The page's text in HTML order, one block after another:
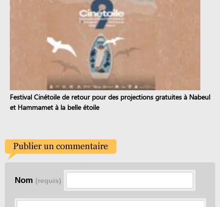
Festival Cinétoile de retour pour des projections gratuites à Nabeul
et Hammamet à la belle étoile
Nom (requis)